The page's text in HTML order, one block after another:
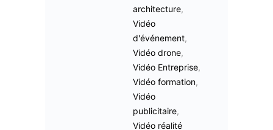
architecture,
Vidéo
d'événement,
Vidéo drone,
Vidéo Entreprise,
Vidéo formation,
Vidéo
publicitaire,
Vidéo réalité